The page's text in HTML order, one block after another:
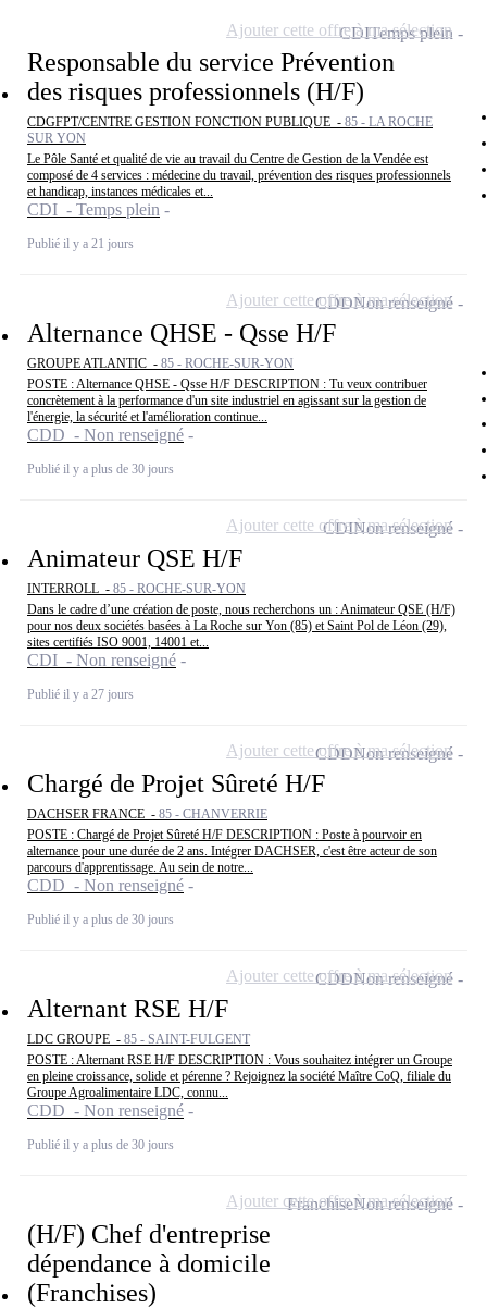
Responsable du service Prévention
des risques professionnels (H/F)
CDGFPT/CENTRE GESTION FONCTION PUBLIQUE - 85 - LA ROCHE
SUR YON
Le Pôle Santé et qualité de vie au travail du Centre de Gestion de la Vendée est
composé de 4 services : médecine du travail, prévention des risques professionnels
et handicap, instances médicales et...
CDI - Temps plein
Publié il y a 21 jours
CDITemps plein
Ajouter cette offre à ma sélection
Alternance QHSE - Qsse H/F
GROUPE ATLANTIC - 85 - ROCHE-SUR-YON
POSTE : Alternance QHSE - Qsse H/F DESCRIPTION : Tu veux contribuer
concrètement à la performance d'un site industriel en agissant sur la gestion de
l'énergie, la sécurité et l'amélioration continue...
CDD - Non renseigné
Publié il y a plus de 30 jours
CDDNon renseigné
Ajouter cette offre à ma sélection
Animateur QSE H/F
INTERROLL - 85 - ROCHE-SUR-YON
Dans le cadre d’une création de poste, nous recherchons un : Animateur QSE (H/F)
pour nos deux sociétés basées à La Roche sur Yon (85) et Saint Pol de Léon (29),
sites certifiés ISO 9001, 14001 et...
CDI - Non renseigné
Publié il y a 27 jours
CDINon renseigné
Ajouter cette offre à ma sélection
Chargé de Projet Sûreté H/F
DACHSER FRANCE - 85 - CHANVERRIE
POSTE : Chargé de Projet Sûreté H/F DESCRIPTION : Poste à pourvoir en
alternance pour une durée de 2 ans. Intégrer DACHSER, c'est être acteur de son
parcours d'apprentissage. Au sein de notre...
CDD - Non renseigné
Publié il y a plus de 30 jours
CDDNon renseigné
Ajouter cette offre à ma sélection
Alternant RSE H/F
LDC GROUPE - 85 - SAINT-FULGENT
POSTE : Alternant RSE H/F DESCRIPTION : Vous souhaitez intégrer un Groupe
en pleine croissance, solide et pérenne ? Rejoignez la société Maître CoQ, filiale du
Groupe Agroalimentaire LDC, connu...
CDD - Non renseigné
Publié il y a plus de 30 jours
CDDNon renseigné
Ajouter cette offre à ma sélection
(H/F) Chef d'entreprise
dépendance à domicile
(Franchises)
FranchiseNon renseigné
Ajouter cette offre à ma sélection